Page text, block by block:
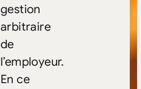
gestion
arbitraire
de
l’employeur.
En ce